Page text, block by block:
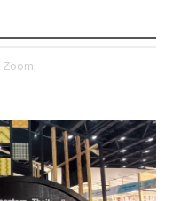
Zoom,